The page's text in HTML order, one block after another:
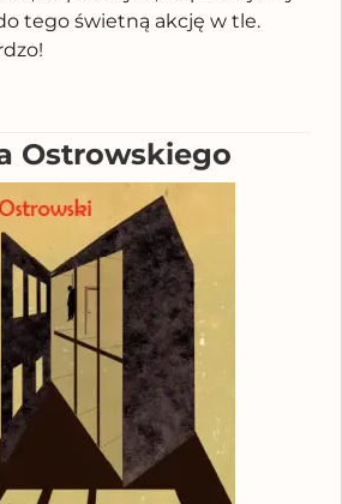
tego świetną akcję w tle.
Ostrowskiego